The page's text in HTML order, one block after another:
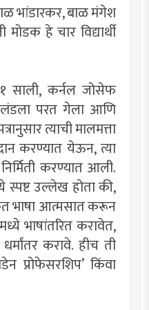
भांडारकर, बाळ मंगेश
हे चार विद्यार्थी
साली, कर्नल जोसेफ
परत गेला आणि
त्याची मालमत्ता
करण्यात येऊन, त्या
करण्यात आली.
स्पष्ट उल्लेख होता की,
भाषा आत्मसात करून
भाषांतरित करावेत,
करावे. हीच ती
प्रोफेसरशिप’ किंवा